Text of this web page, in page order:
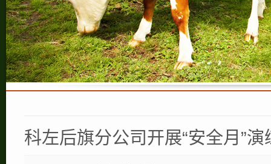
科左后旗分公司开展“安全月”